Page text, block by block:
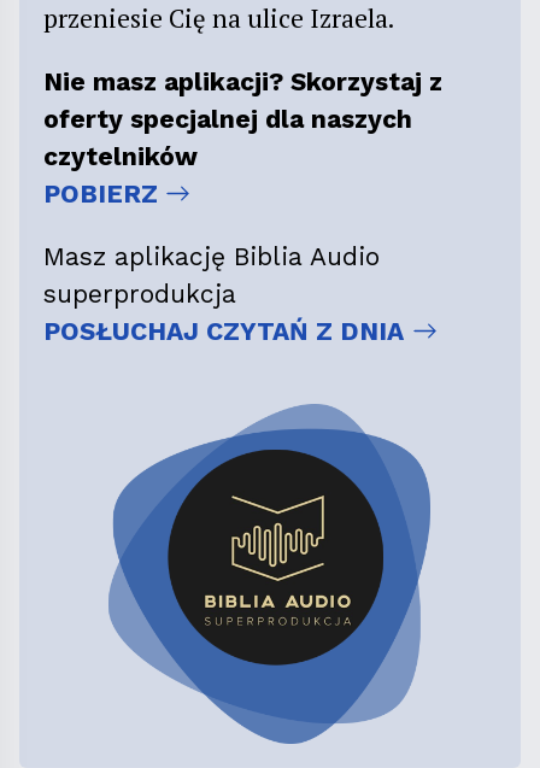
przeniesie Cię na ulice Izraela.
Nie masz aplikacji? Skorzystaj z
oferty specjalnej dla naszych
czytelników
POBIERZ
Masz aplikację Biblia Audio
superprodukcja
POSŁUCHAJ CZYTAŃ Z DNIA